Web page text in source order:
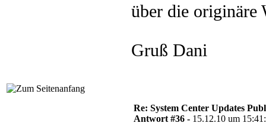
über die originäre
Gruß Dani
Re: System Center Updates
Antwort #36 - 15.12.10 um